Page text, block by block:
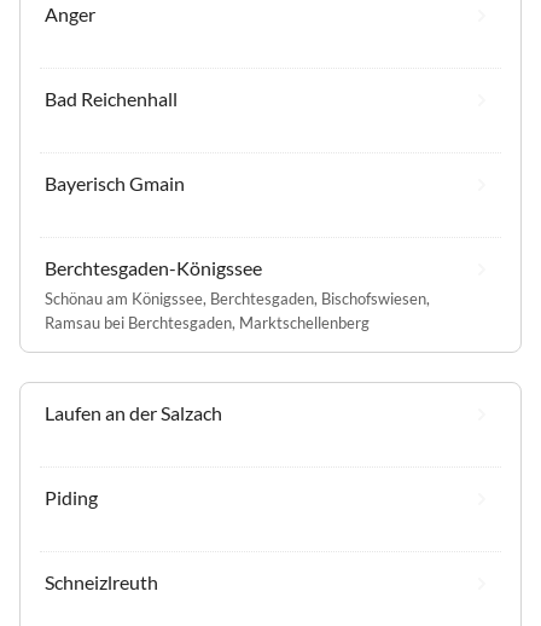
Anger
Bad Reichenhall
Bayerisch Gmain
Berchtesgaden-Königssee
Schönau am Königssee, Berchtesgaden, Bischofswiesen,
Ramsau bei Berchtesgaden, Marktschellenberg
Laufen an der Salzach
Piding
Schneizlreuth